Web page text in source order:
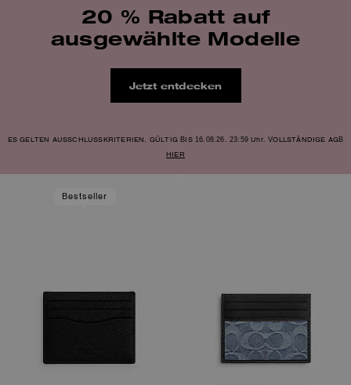
20 % Rabatt auf
ausgewählte Modelle
Jetzt entdecken
ES GELTEN AUSSCHLUSSKRITERIEN. GÜLTIG BIS 16.08.26. 23:59 Uhr. VOLLSTÄNDIGE AGB
HIER
Bestseller